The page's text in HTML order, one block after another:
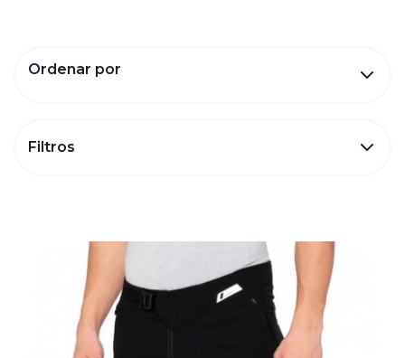
Filtros
Ordenar por